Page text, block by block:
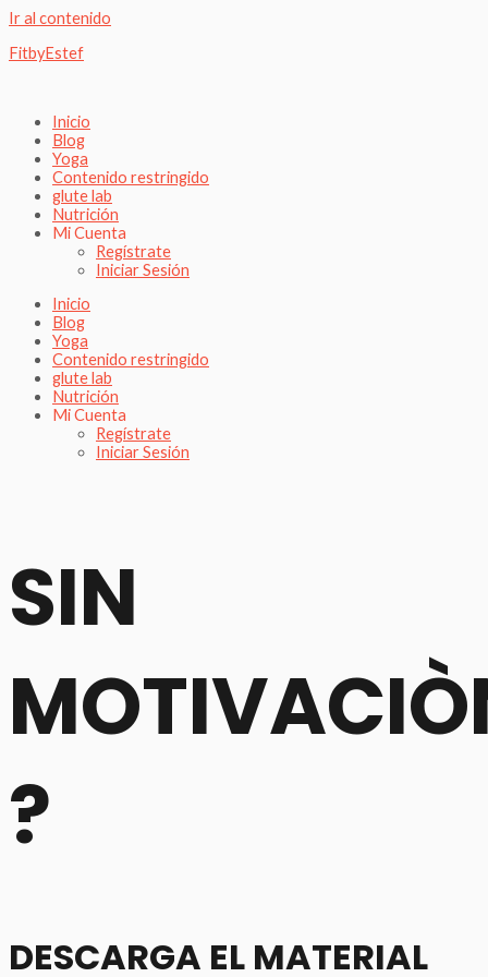
Ir al contenido
FitbyEstef
Inicio
Blog
Yoga
Contenido restringido
glute lab
Nutrición
Mi Cuenta
Regístrate
Iniciar Sesión
Inicio
Blog
Yoga
Contenido restringido
glute lab
Nutrición
Mi Cuenta
Regístrate
Iniciar Sesión
SIN
?
DESCARGA EL MATERIAL